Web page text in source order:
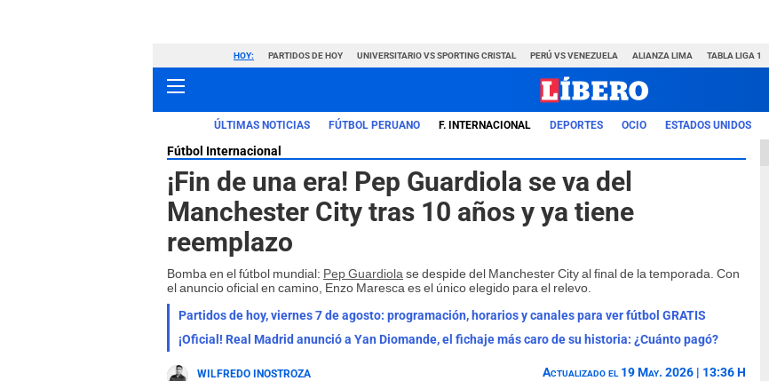
HOY: PARTIDOS DE HOY UNIVERSITARIO VS SPORTING CRISTAL PERÚ VS VENEZUELA ALIANZA LIMA TABLA LIGA 1
ÚLTIMAS NOTICIAS FÚTBOL PERUANO F. INTERNACIONAL DEPORTES OCIO ESTADOS UNIDOS
Fútbol Internacional
¡Fin de una era! Pep Guardiola se va del
Manchester City tras 10 años y ya tiene
reemplazo
Bomba en el fútbol mundial: Pep Guardiola se despide del Manchester City al final de la temporada. Con
el anuncio oficial en camino, Enzo Maresca es el único elegido para el relevo.
Partidos de hoy, viernes 7 de agosto: programación, horarios y canales para ver fútbol GRATIS
¡Oficial! Real Madrid anunció a Yan Diomande, el fichaje más caro de su historia: ¿Cuánto pagó?
WILFREDO INOSTROZA Actualizado el 19 May. 2026 | 13:36 H